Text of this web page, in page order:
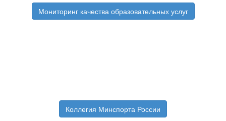
Мониторинг качества образовательных услуг
Коллегия Минспорта России